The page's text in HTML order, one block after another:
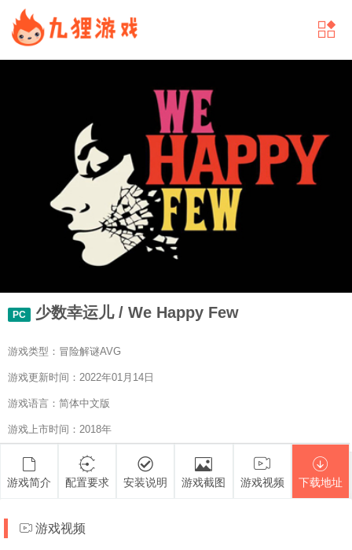
PC 少数幸运儿 / We Happy Few
游戏类型：冒险解谜AVG
游戏更新时间：2022年01月14日
游戏语言：简体中文版
游戏上市时间：2018年
游戏简介 配置要求 安装说明 游戏截图 游戏视频 下载地址
游戏视频